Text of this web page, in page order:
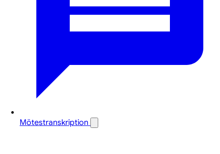
Mötestranskription